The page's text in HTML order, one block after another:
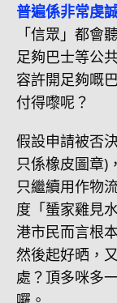
普遍係非常虔
「信眾」都會
足夠巴士等公
容許開足夠嘅
付得嚟呢？
假設申請被否
只係橡皮圖章)
只繼續用作物
度「蜑家雞見
港市民而言根
然後起好晒，
處？頂多咪多